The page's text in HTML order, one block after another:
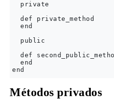
  private
  def private_method
  end
  public
def
  end
Métodos privados